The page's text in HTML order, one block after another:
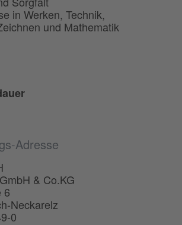
in Werken, Technik,
und Mathematik
Adresse
& Co.KG
6
Neckarelz
0